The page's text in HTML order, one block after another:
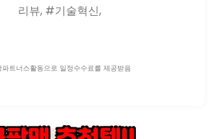
리뷰, #기술혁신,
파트너스활동으로 일정수수료를 제공받음